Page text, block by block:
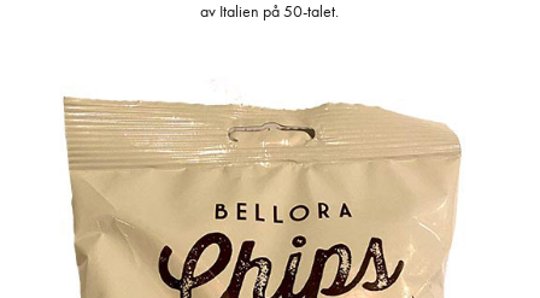
av Italien på 50-talet.